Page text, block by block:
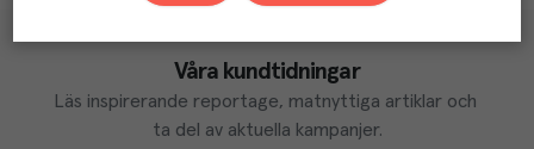
Våra kundtidningar
Läs inspirerande reportage, matnyttiga artiklar och
ta del av aktuella kampanjer.